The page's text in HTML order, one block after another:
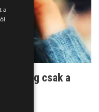
elég csak a
a